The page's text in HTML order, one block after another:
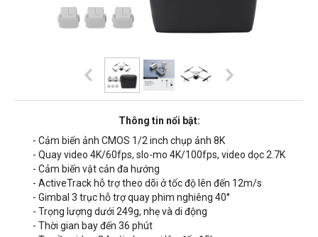
Thông tin nổi bật:
- Cảm biến ảnh CMOS 1/2 inch chụp ảnh 8K
- Quay video 4K/60fps, slo-mo 4K/100fps, video dọc 2.7K
- Cảm biến vật cản đa hướng
- ActiveTrack hỗ trợ theo dõi ở tốc độ lên đến 12m/s
- Gimbal 3 trục hỗ trợ quay phim nghiêng 40°
- Trọng lượng dưới 249g, nhẹ và di động
- Thời gian bay đến 36 phút